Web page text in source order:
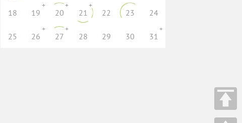
18 19
+
20
+
21
+
22 23 24
25 26
+
27
+
28 29 30 31
+